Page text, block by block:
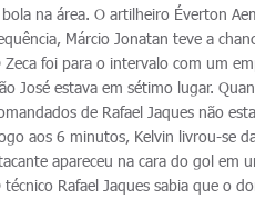
na área. O artilheiro Éverton
Márcio Jonatan teve a
Zeca foi para o intervalo com um
José estava em sétimo lugar.
de Rafael Jaques não
aos 6 minutos, Kelvin livrou-se
apareceu na cara do gol em
técnico Rafael Jaques sabia que o